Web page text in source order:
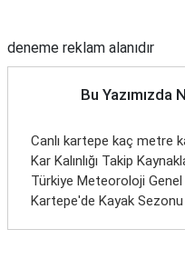
deneme reklam alanıdır
Bu Yazımızda
Canlı kartepe kaç metre
Kar Kalınlığı Takip
Türkiye Meteoroloji
Kartepe'de Kayak Sezonu